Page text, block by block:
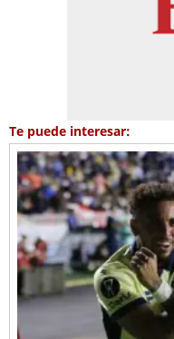
Te puede interesar: